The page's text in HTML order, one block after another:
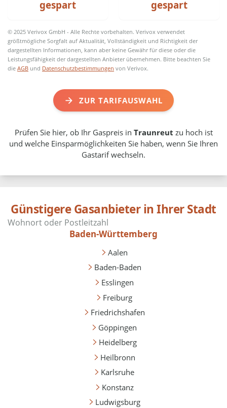
gespart gespart
© 2025 Verivox GmbH - Alle Rechte vorbehalten. Verivox verwendet
größtmögliche Sorgfalt auf Aktualität, Vollständigkeit und Richtigkeit der
dargestellten Informationen, kann aber keine Gewähr für diese oder die
Leistungsfähigkeit der dargestellten Anbieter übernehmen. Bitte beachten Sie
dieAGB und Datenschutzbestimmungen von Verivox.
ZUR TARIFAUSWAHL
Prüfen Sie hier, ob Ihr Gaspreis in Traunreut zu hoch ist
und welche Einsparmöglichkeiten Sie haben, wenn Sie Ihren
Gastarif wechseln.
Günstigere Gasanbieter in Ihrer Stadt
Baden-Württemberg
Aalen
Baden-Baden
Esslingen
Freiburg
Friedrichshafen
Göppingen
Heidelberg
Heilbronn
Karlsruhe
Konstanz
Ludwigsburg